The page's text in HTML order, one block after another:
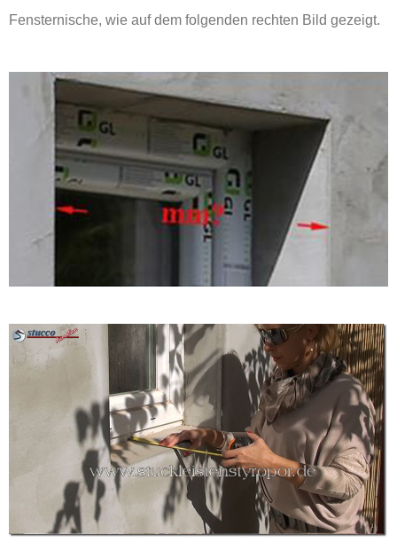
Fensternische, wie auf dem folgenden rechten Bild gezeigt.